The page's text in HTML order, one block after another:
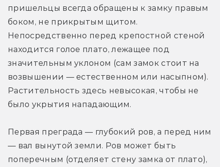
пришельцы всегда обращены к замку правым
боком, не прикрытым щитом.
Непосредственно перед крепостной стеной
находится голое плато, лежащее под
значительным уклоном (сам замок стоит на
возвышении — естественном или насыпном).
Растительность здесь невысокая, чтобы не
было укрытия нападающим.
Первая преграда — глубокий ров, а перед ним
— вал вынутой земли. Ров может быть
поперечным (отделяет стену замка от плато),